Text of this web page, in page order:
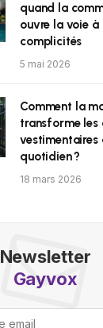
quand la
ouvre la voie à
complicités
5 mai 2026
Comment la
transforme les
vestimentaires
quotidien ?
18 mars 2026
Newsletter
Gayvox